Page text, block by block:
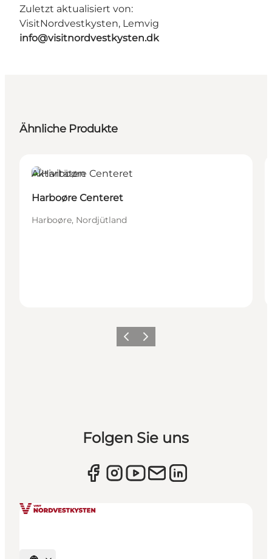
Zuletzt aktualisiert von:
VisitNordvestkysten, Lemvig
info@visitnordvestkysten.dk
Ähnliche Produkte
Aktivitäten
Harboøre Centeret
Harboøre, Nordjütland
ZurückWeiter
Folgen Sie uns